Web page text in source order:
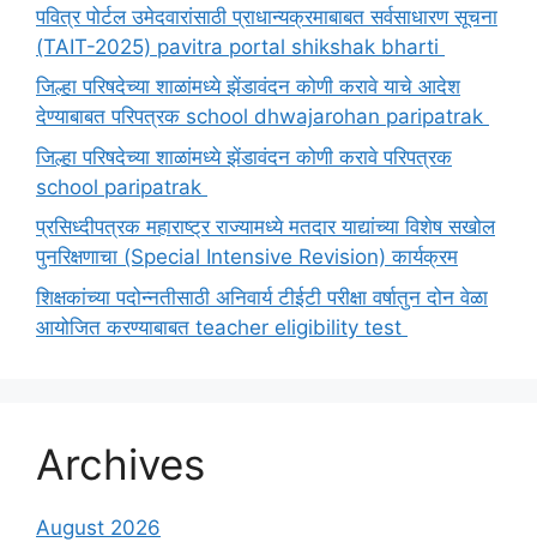
पवित्र पोर्टल उमेदवारांसाठी प्राधान्यक्रमाबाबत सर्वसाधारण सूचना
(TAIT-2025) pavitra portal shikshak bharti
जिल्हा परिषदेच्या शाळांमध्ये झेंडावंदन कोणी करावे याचे आदेश
देण्याबाबत परिपत्रक school dhwajarohan paripatrak
जिल्हा परिषदेच्या शाळांमध्ये झेंडावंदन कोणी करावे परिपत्रक
school paripatrak
प्रसिध्दीपत्रक महाराष्ट्र राज्यामध्ये मतदार याद्यांच्या विशेष सखोल
पुनरिक्षणाचा (Special Intensive Revision) कार्यक्रम
शिक्षकांच्या पदोन्नतीसाठी अनिवार्य टीईटी परीक्षा वर्षातुन दोन वेळा
आयोजित करण्याबाबत teacher eligibility test
Archives
August 2026